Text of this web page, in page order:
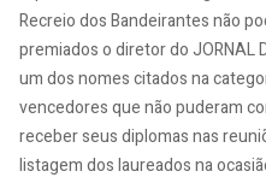
Recreio dos Bandeirantes não
premiados o diretor do JORNAL
um dos nomes citados na
vencedores que não puderam
receber seus diplomas nas
listagem dos laureados na